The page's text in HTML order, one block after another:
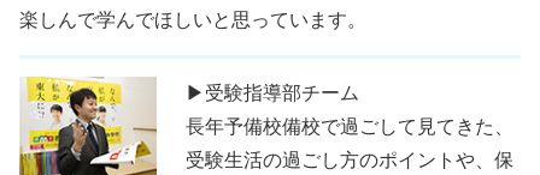
楽しんで学んでほしいと思っています。
▶受験指導部チーム
長年予備校備校で過ごして見てきた、
受験生活の過ごし方のポイントや、保